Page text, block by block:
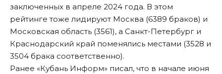
заключенных в апреле 2024 года. В этом
рейтинге тоже лидируют Москва (6389 браков) и
Московская область (3561), а Санкт-Петербург и
Краснодарский край поменялись местами (3528 и
3504 брака соответственно).
Ранее «Кубань Информ» писал, что в начале июня